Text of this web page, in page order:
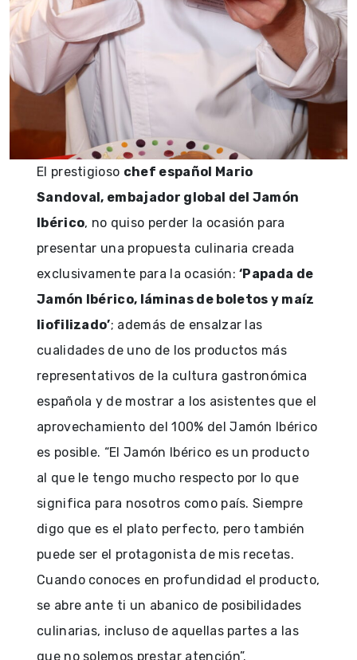
El prestigioso chef español Mario
Sandoval, embajador global del Jamón
Ibérico, no quiso perder la ocasión para
presentar una propuesta culinaria creada
exclusivamente para la ocasión:‘Papada de
Jamón Ibérico, láminas de boletos y maíz
liofilizado’; además de ensalzar las
cualidades de uno de los productos más
representativos de la cultura gastronómica
española y de mostrar a los asistentes que el
aprovechamiento del 100% del Jamón Ibérico
es posible. “El Jamón Ibérico es un producto
al que le tengo mucho respecto por lo que
significa para nosotros como país. Siempre
digo que es el plato perfecto, pero también
puede ser el protagonista de mis recetas.
Cuando conoces en profundidad el producto,
se abre ante ti un abanico de posibilidades
culinarias, incluso de aquellas partes a las
que no solemos prestar atención”.